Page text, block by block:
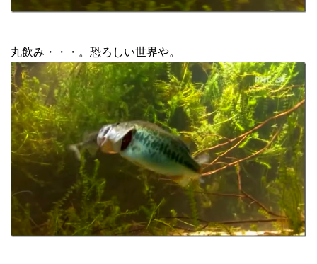
丸飲み・・・。恐ろしい世界や。